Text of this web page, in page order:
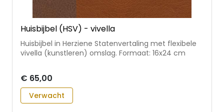
Huisbijbel (HSV) - vivella
Huisbijbel in Herziene Statenvertaling met flexibele
vivella (kunstleren) omslag. Formaat: 16x24 cm
€ 65,00
Verwacht